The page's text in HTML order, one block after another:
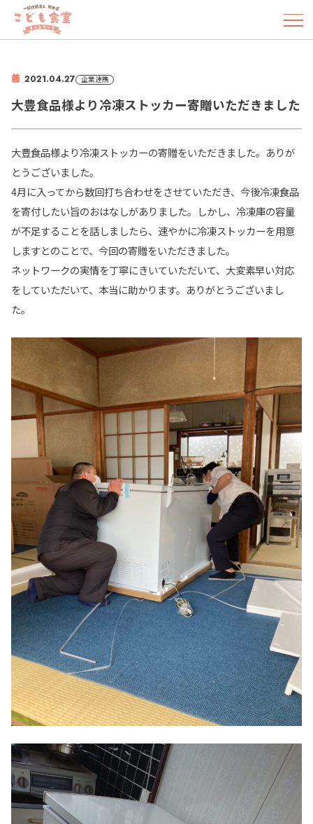
2021.04.27 企業連携
大豊食品様より冷凍ストッカー寄贈いただきました
大豊食品様より冷凍ストッカーの寄贈をいただきました。ありが
とうございました。
4月に入ってから数回打ち合わせをさせていただき、今後冷凍食品
を寄付したい旨のおはなしがありました。しかし、冷凍庫の容量
が不足することを話しましたら、速やかに冷凍ストッカーを用意
しますとのことで、今回の寄贈をいただきました。
ネットワークの実情を丁寧にきいていただいて、大変素早い対応
をしていただいて、本当に助かります。ありがとうございまし
た。